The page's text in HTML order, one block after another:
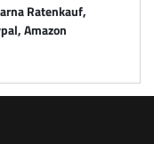
Ratenkauf,
Amazon